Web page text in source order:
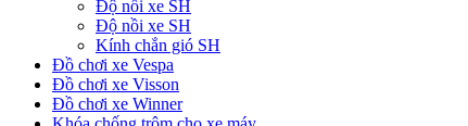
Độ nồi xe SH
Độ nồi xe SH
Kính chắn gió SH
Đồ chơi xe Vespa
Đồ chơi xe Visson
Đồ chơi xe Winner